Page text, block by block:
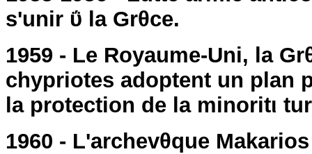
s'unir ΰ la Grθce.
1959 - Le Royaume-Uni, la
chypriotes adoptent un plan
la protection de la minoritι
1960 - L'archevθque